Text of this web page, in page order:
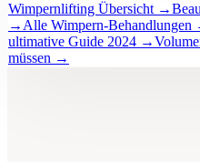
Wimpernlifting Übersicht →
→ Alle Wimpern-Behandlungen
ultimative Guide 2024 →
müssen →